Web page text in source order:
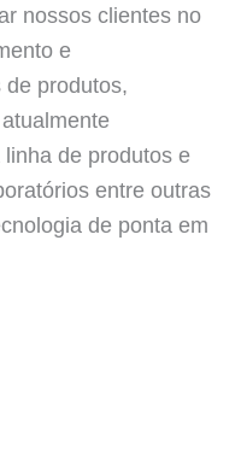
nossos clientes no
e
produtos,
de produtos e
entre outras
de ponta em